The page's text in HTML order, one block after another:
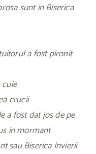
sunt in Biserica
a fost pironit
crucii
a fost dat jos de pe
in mormant
sau Biserica Invierii